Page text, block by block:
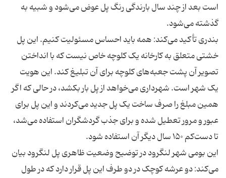
است بعد از چند سال بارندگی رنگ پل عوض می‌شود و شبیه به
بندری تأکید می‌کند: همه باید احساس مسئولیت کنیم. این پل
خشتی متعلق به کارخانه یک کلوچه خاص نیست که با انداختن
تصویر آن پشت جعبه‌های کلوچه برای آن تبلیغ کند. این هویت
یک شهر است. شهرداری می‌خواهد از پل بار بکشد، در حالی که اگر
همین مبلغ را صرف ساخت یک پل جدید می‌کردند و این پل برای
عبور و مرور تعطیل شده و برای جذب گردشگران استفاده می‌شد،
این بومی شهر لنگرود در توضیح وضعیت ظاهری پل لنگرود بیان
می‌کند: دو عرشه کوچک در دو طرف این پل قرار دارد که در طول